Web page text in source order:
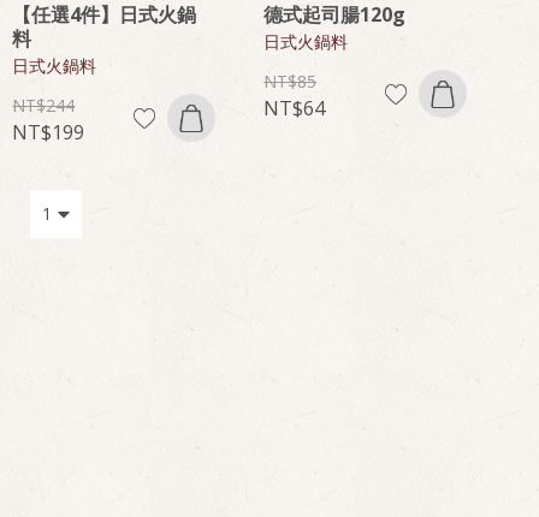
【任選4件】日式火鍋
料
日式火鍋料
244
199
德式起司腸120g
日式火鍋料
85
64